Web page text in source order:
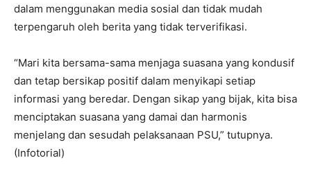
dalam menggunakan media sosial dan tidak mudah
terpengaruh oleh berita yang tidak terverifikasi.
“Mari kita bersama-sama menjaga suasana yang kondusif
dan tetap bersikap positif dalam menyikapi setiap
informasi yang beredar. Dengan sikap yang bijak, kita bisa
menciptakan suasana yang damai dan harmonis
menjelang dan sesudah pelaksanaan PSU,” tutupnya.
(Infotorial)